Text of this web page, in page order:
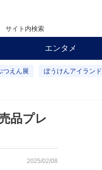
サイト内検索
エンタメ
つえん展 ぼうけんアイランド
品プレ
2025/02/08